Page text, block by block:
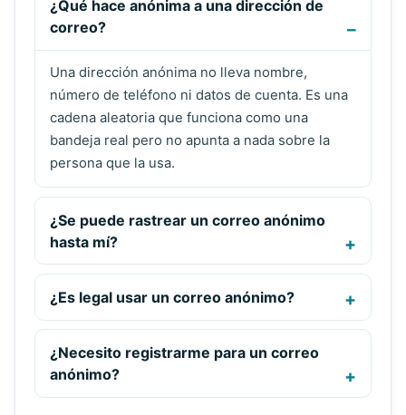
¿Qué hace anónima a una dirección de
correo?
Una dirección anónima no lleva nombre,
número de teléfono ni datos de cuenta. Es una
cadena aleatoria que funciona como una
bandeja real pero no apunta a nada sobre la
persona que la usa.
¿Se puede rastrear un correo anónimo
hasta mí?
¿Es legal usar un correo anónimo?
¿Necesito registrarme para un correo
anónimo?